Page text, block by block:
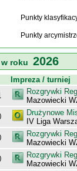
Punkty
Punkty
roku 2026
Impreza / turniej
Rozgrywki
Mazowiecki
Drużynowe
IV Liga
Rozgrywki
Mazowiecki
Rozgrywki
Mazowiecki